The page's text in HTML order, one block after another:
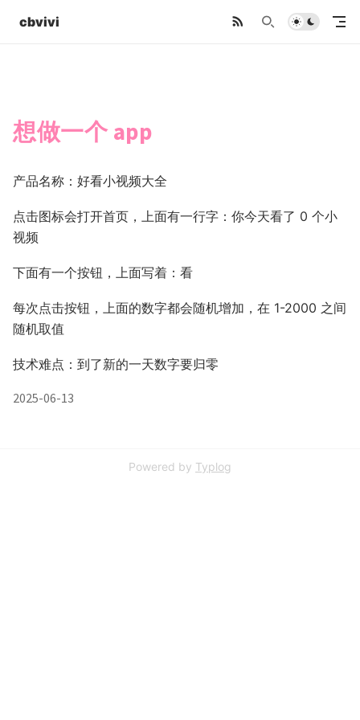
cbvivi
想做一个 app
产品名称：好看小视频大全
点击图标会打开首页，上面有一行字：你今天看了 0 个小
视频
下面有一个按钮，上面写着：看
每次点击按钮，上面的数字都会随机增加，在 1-2000 之间
随机取值
技术难点：到了新的一天数字要归零
2025-06-13
Powered by Typlog